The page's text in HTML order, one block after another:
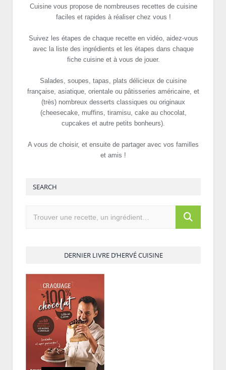
Cuisine vous propose de nombreuses recettes de cuisine
faciles et rapides à réaliser chez vous !
Suivez les étapes de chaque recette en vidéo, aidez-vous
avec la liste des ingrédients et les étapes dans chaque
fiche cuisine et à vous de jouer.
Salades, soupes, tapas, plats délicieux de cuisine
française, asiatique, orientale ou pâtisseries américaine, et
(très) nombreux desserts classiques ou originaux
(cheesecake, muffins, tiramisu, cake au chocolat,
cupcakes et autre petits bonheurs).
A vous de choisir, et ensuite de partager avec vos familles
et amis !
SEARCH
DERNIER LIVRE D’HERVÉ CUISINE